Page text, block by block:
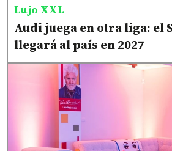
Lujo XXL
Audi juega en otra liga: el
llegará al país en 2027